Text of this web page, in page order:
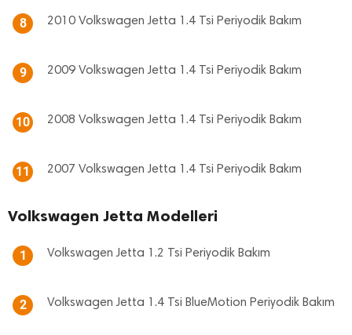
8 2010 Volkswagen Jetta 1.4 Tsi Periyodik Bakım
9 2009 Volkswagen Jetta 1.4 Tsi Periyodik Bakım
10 2008 Volkswagen Jetta 1.4 Tsi Periyodik Bakım
11 2007 Volkswagen Jetta 1.4 Tsi Periyodik Bakım
Volkswagen Jetta Modelleri
1 Volkswagen Jetta 1.2 Tsi Periyodik Bakım
2 Volkswagen Jetta 1.4 Tsi BlueMotion Periyodik Bakım